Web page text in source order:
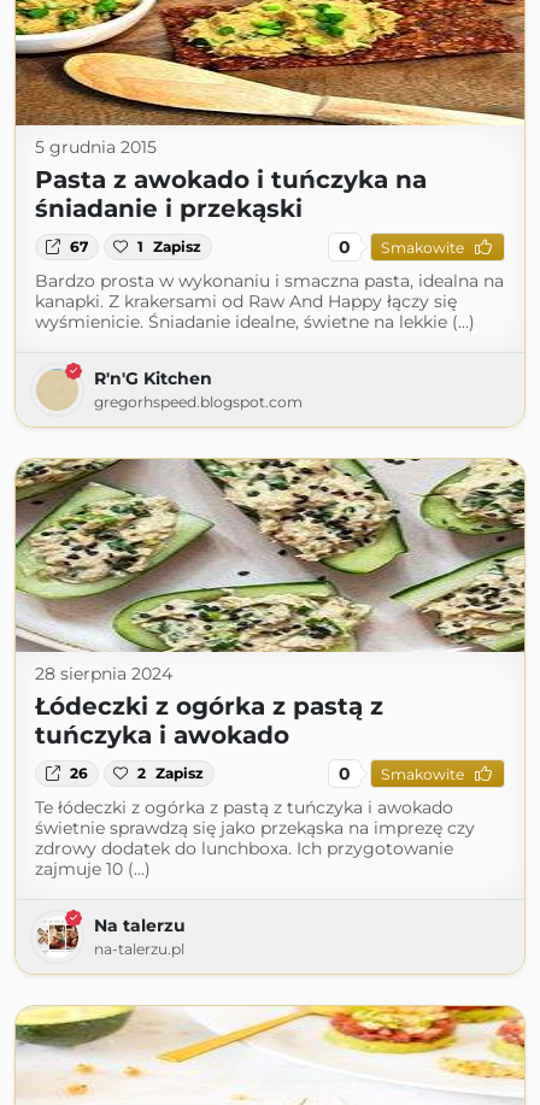
5 grudnia 2015
Pasta z awokado i tuńczyka na
śniadanie i przekąski
67 1 Zapisz 0 Smakowite
Bardzo prosta w wykonaniu i smaczna pasta, idealna na
kanapki. Z krakersami od Raw And Happy łączy się
wyśmienicie. Śniadanie idealne, świetne na lekkie (...)
R'n'G Kitchen
gregorhspeed.blogspot.com
28 sierpnia 2024
Łódeczki z ogórka z pastą z
tuńczyka i awokado
26 2 Zapisz 0 Smakowite
Te łódeczki z ogórka z pastą z tuńczyka i awokado
świetnie sprawdzą się jako przekąska na imprezę czy
zdrowy dodatek do lunchboxa. Ich przygotowanie
zajmuje 10 (...)
Na talerzu
na-talerzu.pl